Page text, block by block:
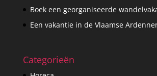
Boek een georganiseerde
Een vakantie in de Vlaamse
Categorieën